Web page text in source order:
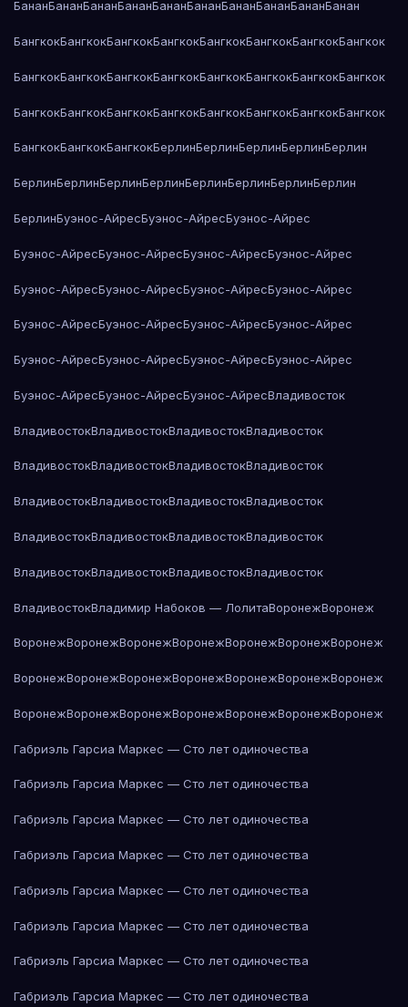
БананБананБананБананБананБананБананБананБананБанан
БангкокБангкокБангкокБангкокБангкокБангкокБангкокБангкок
БангкокБангкокБангкокБангкокБангкокБангкокБангкокБангкок
БангкокБангкокБангкокБангкокБангкокБангкокБангкокБангкок
БангкокБангкокБангкокБерлинБерлинБерлинБерлинБерлин
БерлинБерлинБерлинБерлинБерлинБерлинБерлинБерлин
БерлинБуэнос-АйресБуэнос-АйресБуэнос-Айрес
Буэнос-АйресБуэнос-АйресБуэнос-АйресБуэнос-Айрес
Буэнос-АйресБуэнос-АйресБуэнос-АйресБуэнос-Айрес
Буэнос-АйресБуэнос-АйресБуэнос-АйресБуэнос-Айрес
Буэнос-АйресБуэнос-АйресБуэнос-АйресБуэнос-Айрес
Буэнос-АйресБуэнос-АйресБуэнос-АйресВладивосток
ВладивостокВладивостокВладивостокВладивосток
ВладивостокВладивостокВладивостокВладивосток
ВладивостокВладивостокВладивостокВладивосток
ВладивостокВладивостокВладивостокВладивосток
ВладивостокВладивостокВладивостокВладивосток
ВладивостокВладимир Набоков — ЛолитаВоронежВоронеж
ВоронежВоронежВоронежВоронежВоронежВоронежВоронеж
ВоронежВоронежВоронежВоронежВоронежВоронежВоронеж
ВоронежВоронежВоронежВоронежВоронежВоронежВоронеж
Габриэль Гарсиа Маркес — Сто лет одиночества
Габриэль Гарсиа Маркес — Сто лет одиночества
Габриэль Гарсиа Маркес — Сто лет одиночества
Габриэль Гарсиа Маркес — Сто лет одиночества
Габриэль Гарсиа Маркес — Сто лет одиночества
Габриэль Гарсиа Маркес — Сто лет одиночества
Габриэль Гарсиа Маркес — Сто лет одиночества
Габриэль Гарсиа Маркес — Сто лет одиночества